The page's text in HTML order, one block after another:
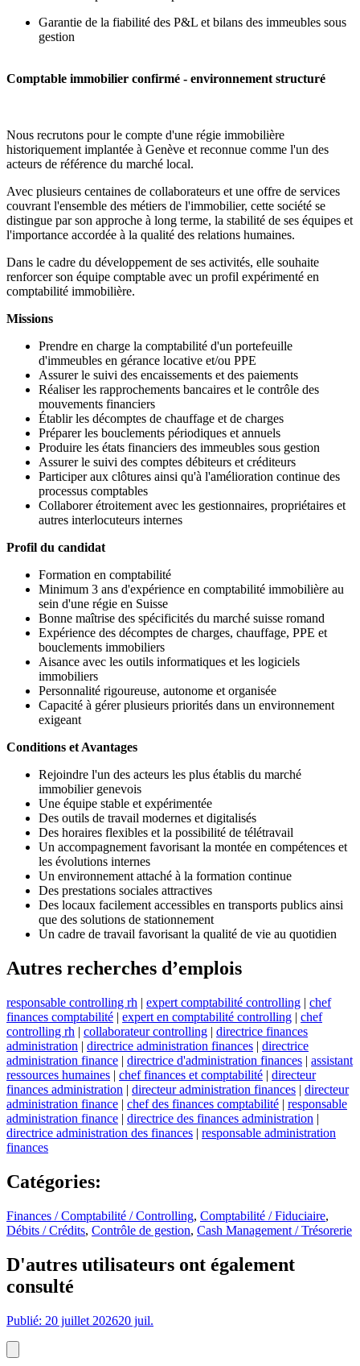
Garantie de la fiabilité des P&L et bilans des immeubles sous
gestion
Comptable immobilier confirmé - environnement structuré
Nous recrutons pour le compte d'une régie immobilière
historiquement implantée à Genève et reconnue comme l'un des
acteurs de référence du marché local.
Avec plusieurs centaines de collaborateurs et une offre de services
couvrant l'ensemble des métiers de l'immobilier, cette société se
distingue par son approche à long terme, la stabilité de ses équipes et
l'importance accordée à la qualité des relations humaines.
Dans le cadre du développement de ses activités, elle souhaite
renforcer son équipe comptable avec un profil expérimenté en
comptabilité immobilière.
Missions
Prendre en charge la comptabilité d'un portefeuille
d'immeubles en gérance locative et/ou PPE
Assurer le suivi des encaissements et des paiements
Réaliser les rapprochements bancaires et le contrôle des
mouvements financiers
Établir les décomptes de chauffage et de charges
Préparer les bouclements périodiques et annuels
Produire les états financiers des immeubles sous gestion
Assurer le suivi des comptes débiteurs et créditeurs
Participer aux clôtures ainsi qu'à l'amélioration continue des
processus comptables
Collaborer étroitement avec les gestionnaires, propriétaires et
autres interlocuteurs internes
Profil du candidat
Formation en comptabilité
Minimum 3 ans d'expérience en comptabilité immobilière au
sein d'une régie en Suisse
Bonne maîtrise des spécificités du marché suisse romand
Expérience des décomptes de charges, chauffage, PPE et
bouclements immobiliers
Aisance avec les outils informatiques et les logiciels
immobiliers
Personnalité rigoureuse, autonome et organisée
Capacité à gérer plusieurs priorités dans un environnement
exigeant
Conditions et Avantages
Rejoindre l'un des acteurs les plus établis du marché
immobilier genevois
Une équipe stable et expérimentée
Des outils de travail modernes et digitalisés
Des horaires flexibles et la possibilité de télétravail
Un accompagnement favorisant la montée en compétences et
les évolutions internes
Un environnement attaché à la formation continue
Des prestations sociales attractives
Des locaux facilement accessibles en transports publics ainsi
que des solutions de stationnement
Un cadre de travail favorisant la qualité de vie au quotidien
Autres recherches d’emplois
responsable controlling rh | expert comptabilité controlling | chef
finances comptabilité | expert en comptabilité controlling | chef
controlling rh | collaborateur controlling | directrice finances
administration | directrice administration finances | directrice
administration finance | directrice d'administration finances | assistant
ressources humaines | chef finances et comptabilité | directeur
finances administration | directeur administration finances | directeur
administration finance | chef des finances comptabilité | responsable
administration finance | directrice des finances administration |
directrice administration des finances | responsable administration
finances
Catégories:
Finances / Comptabilité / Controlling, Comptabilité / Fiduciaire,
Débits / Crédits, Contrôle de gestion, Cash Management / Trésorerie
D'autres utilisateurs ont également
consulté
Publié: 20 juillet 202620 juil.